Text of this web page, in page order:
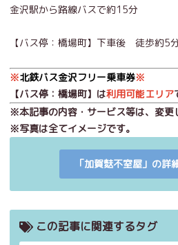
金沢駅から路線バスで約15分
【バス停：橋場町】下車後 徒歩約5
※北鉄バス金沢フリー乗車券※
【バス停：橋場町】は利用可能エリア
※本記事の内容・サービス等は、変更
※写真は全てイメージです。
「加賀麩不室屋」の詳
この記事に関連するタグ